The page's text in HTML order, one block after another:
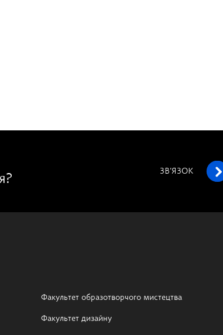
ЗВ’ЯЗОК
Факультет образотворчого мистецтва
Факультет дизайну